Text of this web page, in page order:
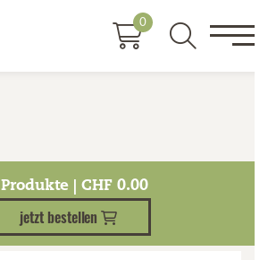
0
Produkte | CHF 0.00
jetzt bestellen
Kategorien